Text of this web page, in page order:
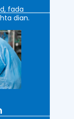
fada
dian.